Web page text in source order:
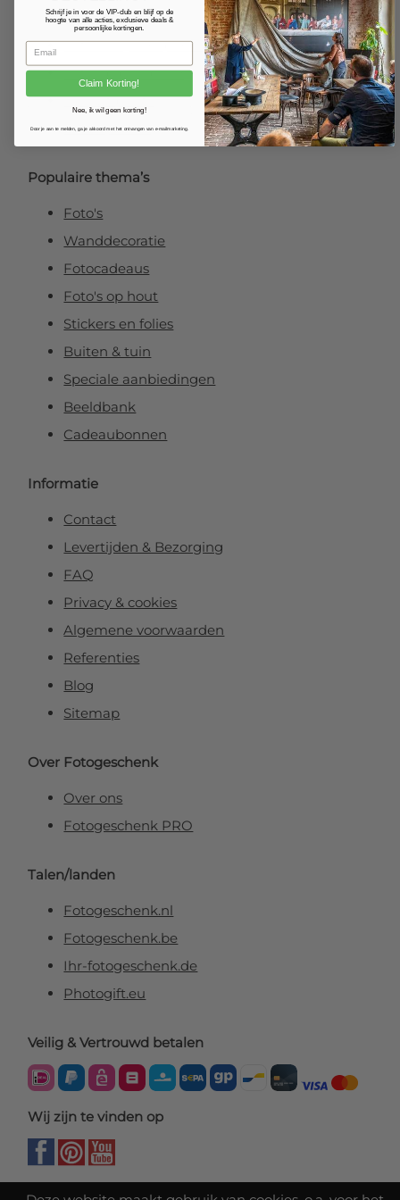
Fotoposter
Foto verlijmd op dibond
Foto op plexibond
Fineart prints
Foto op forex
Populaire thema’s
Foto's
Wanddecoratie
Fotocadeaus
Foto's op hout
Stickers en folies
Buiten & tuin
Speciale aanbiedingen
Beeldbank
Cadeaubonnen
Informatie
Contact
Levertijden & Bezorging
FAQ
Privacy & cookies
Algemene voorwaarden
Referenties
Blog
Sitemap
Over Fotogeschenk
Over ons
Fotogeschenk PRO
Talen/landen
Fotogeschenk.nl
Fotogeschenk.be
Ihr-fotogeschenk.de
Photogift.eu
Veilig & Vertrouwd betalen
Wij zijn te vinden op
Schrijf je in voor de VIP-club en blijf op de
hoogte van alle acties, exclusieve deals &
persoonlijke kortingen.
Claim Korting!
Nee, ik wil geen korting!
Door je aan te melden, ga je akkoord met het ontvangen van e-mailmarketing.